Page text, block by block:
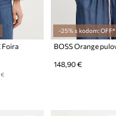
Foira
€
-25% s kodom: OFF*
148,90 €